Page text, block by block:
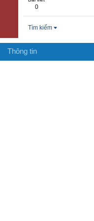
0
Tìm kiếm
Thông tin